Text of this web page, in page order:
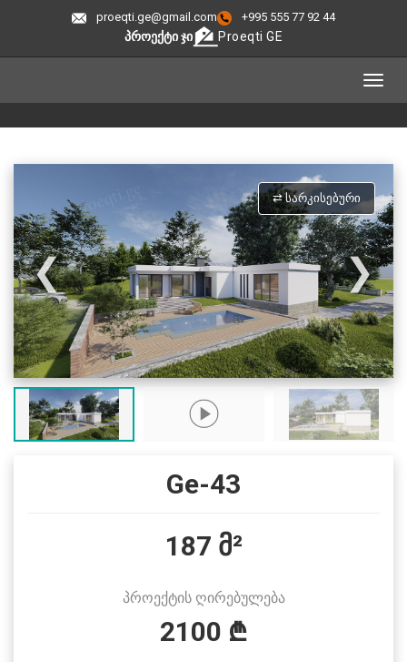
proeqti.ge@gmail.com +995 555 77 92 44
ᲞᲠᲝᲔᲥᲢᲘ ᲯᲘ Proeqti GE
⇄ ᲡᲐᲠᲙᲘᲡᲔᲑᲣᲠᲘ
❮ ❯
Ge-43
187 მ²
პროექტის ღირებულება
2100 ₾